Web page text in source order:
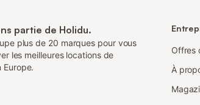
partie de Holidu.
plus de 20 marques pour vous
les meilleures locations de
Europe.
Offres
À